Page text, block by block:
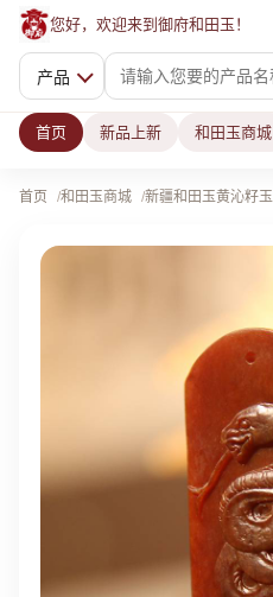
您好，欢迎来到御府和田玉！
产品
首页 新品上新 和田玉商城
首页 和田玉商城 新疆和田玉黄沁籽